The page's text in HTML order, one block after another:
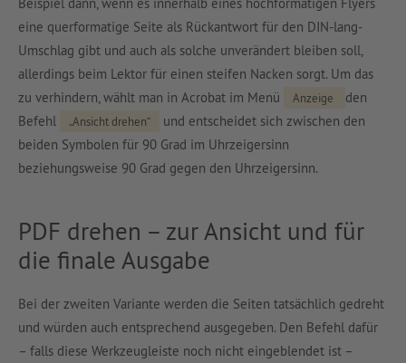
eine querformatige Seite als Rückantwort für den DIN-lang-
Umschlag gibt und auch als solche unverändert bleiben soll,
allerdings beim Lektor für einen steifen Nacken sorgt. Um das
zu verhindern, wählt man in Acrobat im Menü
Anzeige
den
Befehl
„Ansicht drehen“
und entscheidet sich zwischen den
beiden Symbolen für 90 Grad im Uhrzeigersinn
beziehungsweise 90 Grad gegen den Uhrzeigersinn.
PDF drehen – zur Ansicht und für
die finale Ausgabe
Bei der zweiten Variante werden die Seiten tatsächlich gedreht
und würden auch entsprechend ausgegeben. Den Befehl dafür
– falls diese Werkzeugleiste noch nicht eingeblendet ist –